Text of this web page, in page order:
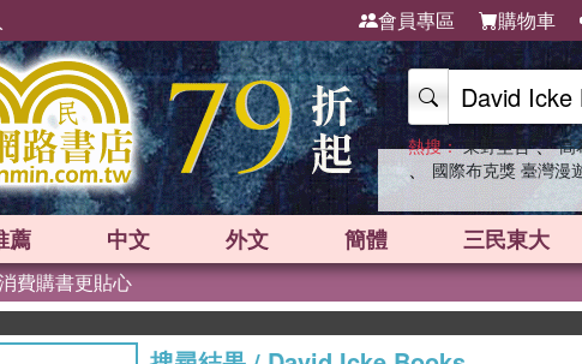
會員專區 購物車
熱搜： 東野圭吾 、 高
、 國際布克獎 臺灣漫
薦 中文 外文 簡體 三民東大
費購書更貼心